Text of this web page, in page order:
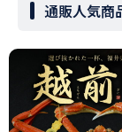
通販人気商